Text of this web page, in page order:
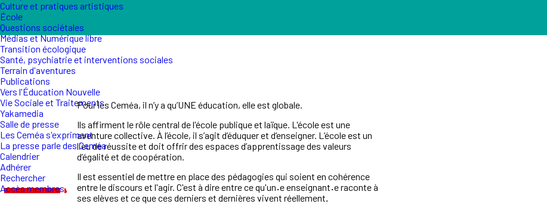
Culture et pratiques artistiques
École
Questions sociétales
Médias et Numérique libre
Transition écologique
Santé, psychiatrie et interventions sociales
Terrain d'aventures
Publications
Vers l'Éducation Nouvelle
Vie Sociale et Traitements
Yakamedia
Salle de presse
Les Ceméa s'expriment
La presse parle des Ceméa
Calendrier
Adhérer
Rechercher
Accès membres
Pour les Ceméa, il n’y a qu’UNE éducation, elle est globale.
Ils affirment le rôle central de l'école publique et laïque. L'école est une
aventure collective. À l’école, il s’agit d’éduquer et d’enseigner. L’école est un
lieu de réussite et doit offrir des espaces d’apprentissage des valeurs
d’égalité et de coopération.
Il est essentiel de mettre en place des pédagogies qui soient en cohérence
entre le discours et l'agir. C'est à dire entre ce qu'un·e enseignant·e raconte à
ses elèves et ce que ces derniers et dernières vivent réellement.